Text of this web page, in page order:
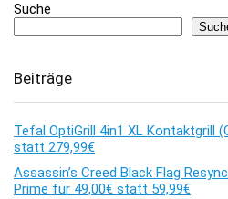
Suche
Beiträge
Tefal OptiGrill 4in1 XL Kontaktgrill
statt 279,99€
Assassin’s Creed Black Flag
Prime für 49,00€ statt 59,99€